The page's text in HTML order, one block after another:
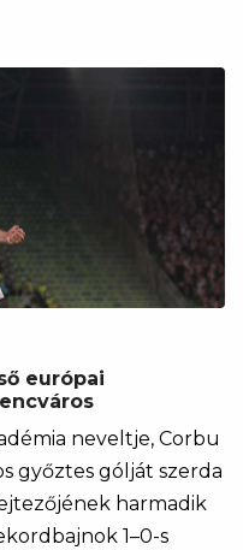
európai
neveltje, Corbu
győztes gólját szerda
harmadik
1–0-s